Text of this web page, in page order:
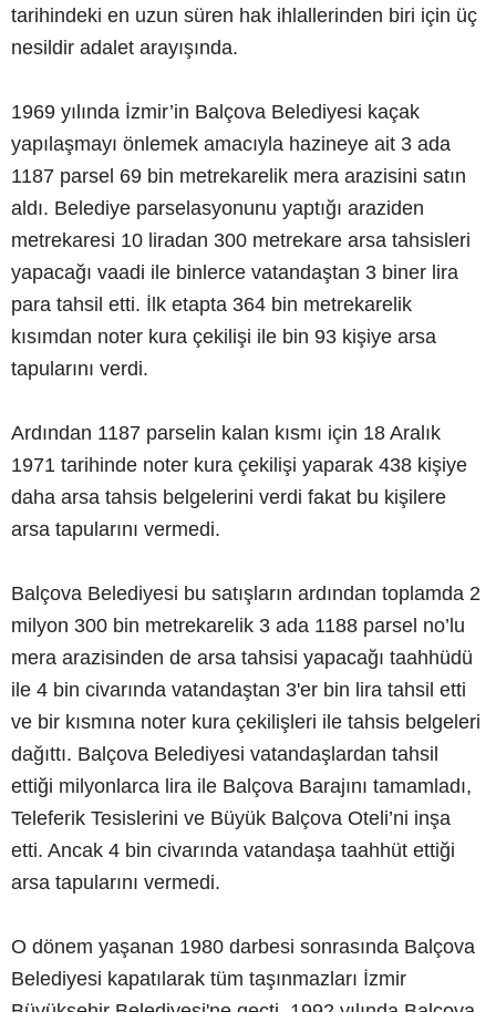
tarihindeki en uzun süren hak ihlallerinden biri için üç
nesildir adalet arayışında.
1969 yılında İzmir’in Balçova Belediyesi kaçak
yapılaşmayı önlemek amacıyla hazineye ait 3 ada
1187 parsel 69 bin metrekarelik mera arazisini satın
aldı. Belediye parselasyonunu yaptığı araziden
metrekaresi 10 liradan 300 metrekare arsa tahsisleri
yapacağı vaadi ile binlerce vatandaştan 3 biner lira
para tahsil etti. İlk etapta 364 bin metrekarelik
kısımdan noter kura çekilişi ile bin 93 kişiye arsa
tapularını verdi.
Ardından 1187 parselin kalan kısmı için 18 Aralık
1971 tarihinde noter kura çekilişi yaparak 438 kişiye
daha arsa tahsis belgelerini verdi fakat bu kişilere
arsa tapularını vermedi.
Balçova Belediyesi bu satışların ardından toplamda 2
milyon 300 bin metrekarelik 3 ada 1188 parsel no’lu
mera arazisinden de arsa tahsisi yapacağı taahhüdü
ile 4 bin civarında vatandaştan 3'er bin lira tahsil etti
ve bir kısmına noter kura çekilişleri ile tahsis belgeleri
dağıttı. Balçova Belediyesi vatandaşlardan tahsil
ettiği milyonlarca lira ile Balçova Barajını tamamladı,
Teleferik Tesislerini ve Büyük Balçova Oteli’ni inşa
etti. Ancak 4 bin civarında vatandaşa taahhüt ettiği
arsa tapularını vermedi.
O dönem yaşanan 1980 darbesi sonrasında Balçova
Belediyesi kapatılarak tüm taşınmazları İzmir